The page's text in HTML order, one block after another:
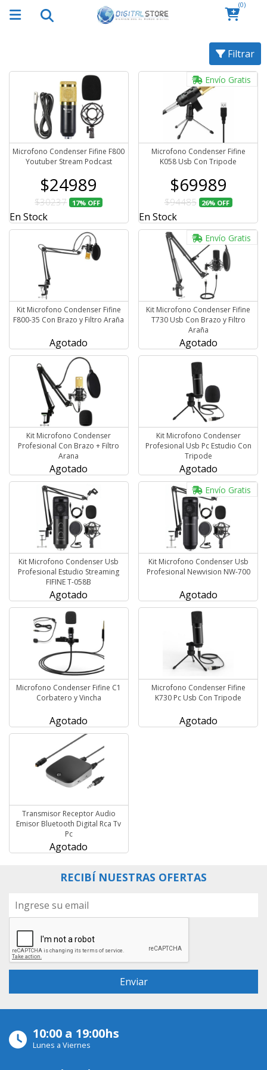
(0)
Filtrar
Microfono Condenser Fifine F800
Youtuber Stream Podcast
$24989
$30237 17% OFF
En Stock
Microfono Condenser Fifine
K058 Usb Con Tripode
Envío Gratis
$69989
$94485 26% OFF
En Stock
Kit Microfono Condenser Fifine
F800-35 Con Brazo y Filtro Araña
Agotado
Kit Microfono Condenser Fifine
T730 Usb Con Brazo y Filtro
Araña
Envío Gratis
Agotado
Kit Microfono Condenser
Profesional Con Brazo + Filtro
Arana
Agotado
Kit Microfono Condenser
Profesional Usb Pc Estudio Con
Tripode
Agotado
Kit Microfono Condenser Usb
Profesional Estudio Streaming
FIFINE T-058B
Agotado
Kit Microfono Condenser Usb
Profesional Newvision NW-700
Envío Gratis
Agotado
Microfono Condenser Fifine C1
Corbatero y Vincha
Agotado
Microfono Condenser Fifine
K730 Pc Usb Con Tripode
Agotado
Transmisor Receptor Audio
Emisor Bluetooth Digital Rca Tv
Pc
Agotado
RECIBÍ NUESTRAS OFERTAS
10:00 a 19:00hs
Lunes a Viernes